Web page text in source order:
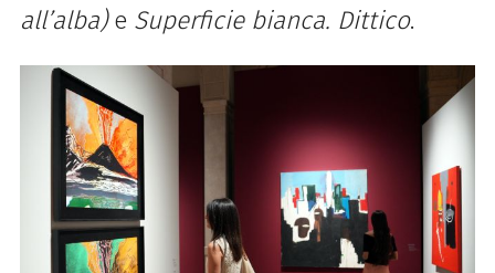
all’alba)e Superficie bianca. Dittico.